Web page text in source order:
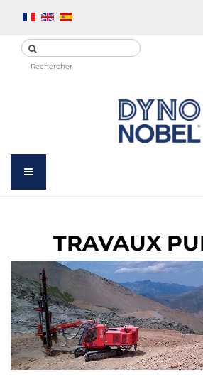
Rechercher
TRAVAUX